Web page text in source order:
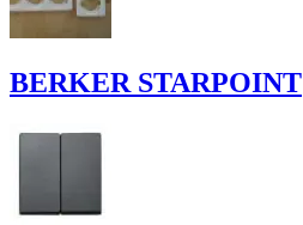
BERKER STARPOINT